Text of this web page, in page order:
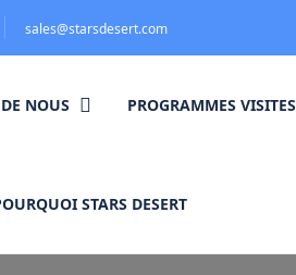
sales@starsdesert.com
NOUS PROGRAMMES VISITES
STARS DESERT